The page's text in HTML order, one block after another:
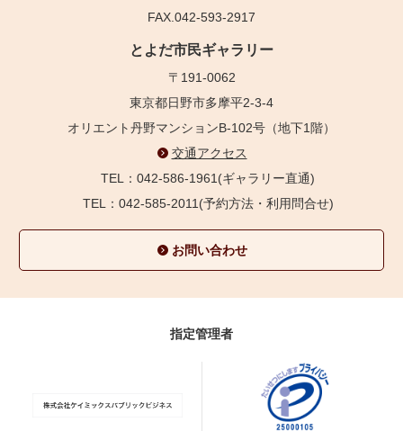
FAX.042-593-2917
とよだ市民ギャラリー
〒191-0062
東京都日野市多摩平2-3-4
オリエント丹野マンションB-102号（地下1階）
交通アクセス
TEL：042-586-1961(ギャラリー直通)
TEL：042-585-2011(予約方法・利用問合せ)
お問い合わせ
指定管理者